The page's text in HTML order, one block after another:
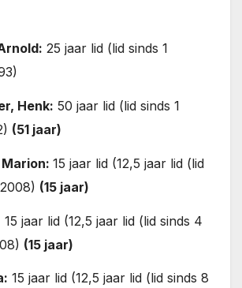
25 jaar lid (lid sinds 1
Henk: 50 jaar lid (lid sinds 1
(51 jaar)
15 jaar lid (12,5 jaar lid (lid
(15 jaar)
15 jaar lid (12,5 jaar lid (lid sinds 4
(15 jaar)
15 jaar lid (12,5 jaar lid (lid sinds 8